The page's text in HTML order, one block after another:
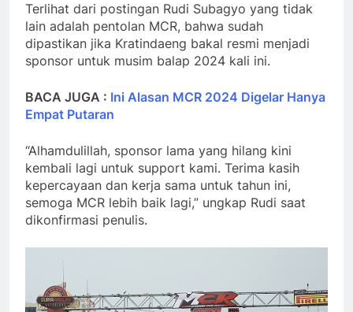
Terlihat dari postingan Rudi Subagyo yang tidak
lain adalah pentolan MCR, bahwa sudah
dipastikan jika Kratindaeng bakal resmi menjadi
sponsor untuk musim balap 2024 kali ini.
BACA JUGA : Ini Alasan MCR 2024 Digelar Hanya
Empat Putaran
“Alhamdulillah, sponsor lama yang hilang kini
kembali lagi untuk support kami. Terima kasih
kepercayaan dan kerja sama untuk tahun ini,
semoga MCR lebih baik lagi,” ungkap Rudi saat
dikonfirmasi penulis.